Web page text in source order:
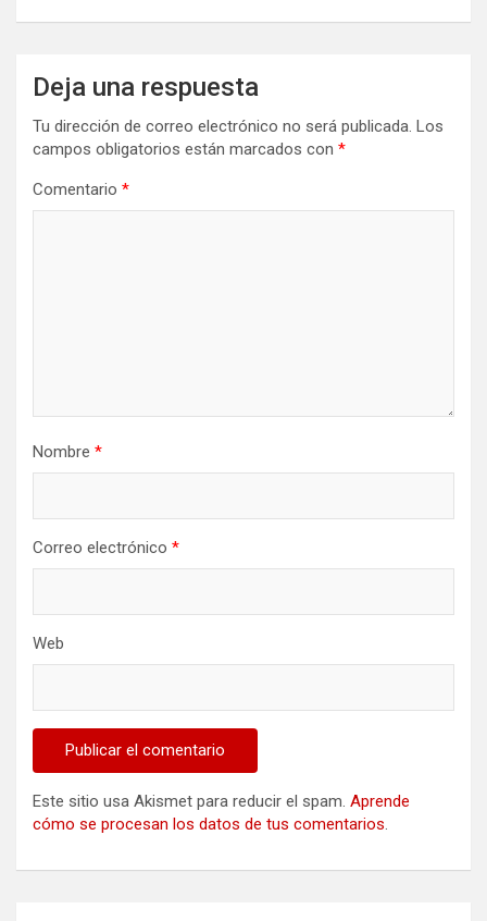
Deja una respuesta
Tu dirección de correo electrónico no será publicada. Los
campos obligatorios están marcados con *
Comentario *
Nombre *
Correo electrónico *
Web
Este sitio usa Akismet para reducir el spam. Aprende
cómo se procesan los datos de tus comentarios.